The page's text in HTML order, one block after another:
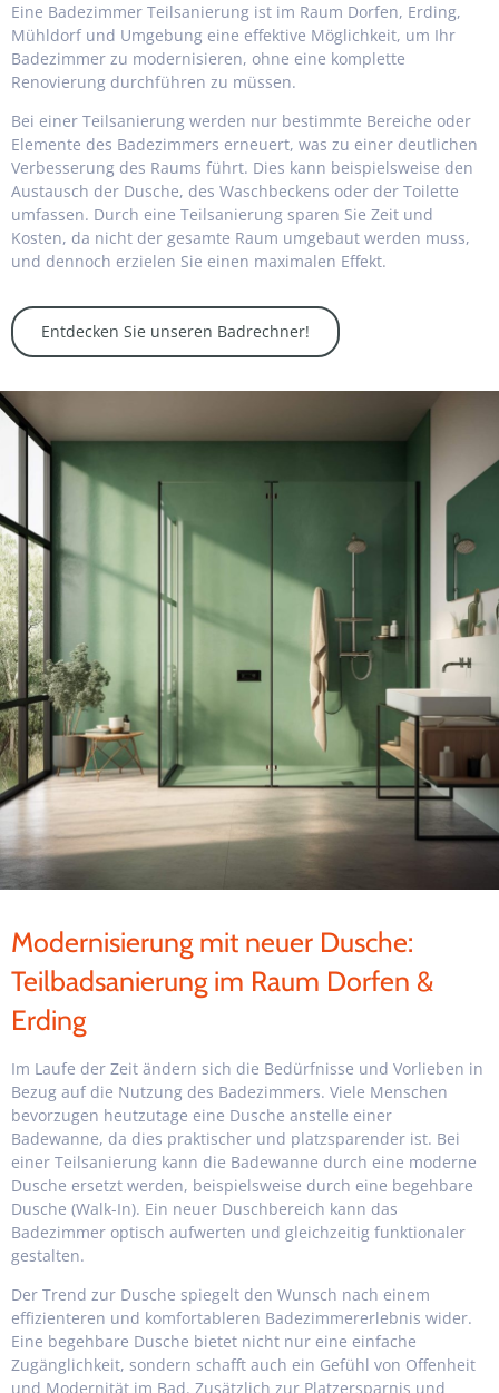
Eine Badezimmer Teilsanierung ist im Raum Dorfen, Erding,
Mühldorf und Umgebung eine effektive Möglichkeit, um Ihr
Badezimmer zu modernisieren, ohne eine komplette
Renovierung durchführen zu müssen.
Bei einer Teilsanierung werden nur bestimmte Bereiche oder
Elemente des Badezimmers erneuert, was zu einer deutlichen
Verbesserung des Raums führt. Dies kann beispielsweise den
Austausch der Dusche, des Waschbeckens oder der Toilette
umfassen. Durch eine Teilsanierung sparen Sie Zeit und
Kosten, da nicht der gesamte Raum umgebaut werden muss,
und dennoch erzielen Sie einen maximalen Effekt.
Entdecken Sie unseren Badrechner!
Modernisierung mit neuer Dusche:
Teilbadsanierung im Raum Dorfen &
Erding
Im Laufe der Zeit ändern sich die Bedürfnisse und Vorlieben in
Bezug auf die Nutzung des Badezimmers. Viele Menschen
bevorzugen heutzutage eine Dusche anstelle einer
Badewanne, da dies praktischer und platzsparender ist. Bei
einer Teilsanierung kann die Badewanne durch eine moderne
Dusche ersetzt werden, beispielsweise durch eine begehbare
Dusche (Walk-In). Ein neuer Duschbereich kann das
Badezimmer optisch aufwerten und gleichzeitig funktionaler
gestalten.
Der Trend zur Dusche spiegelt den Wunsch nach einem
effizienteren und komfortableren Badezimmererlebnis wider.
Eine begehbare Dusche bietet nicht nur eine einfache
Zugänglichkeit, sondern schafft auch ein Gefühl von Offenheit
und Modernität im Bad. Zusätzlich zur Platzersparnis und